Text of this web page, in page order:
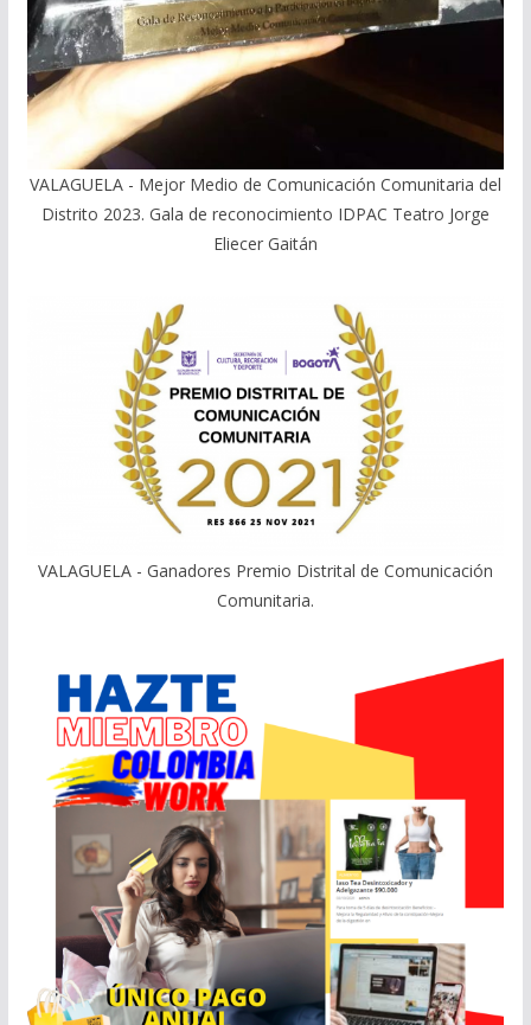
VALAGUELA - Mejor Medio de Comunicación Comunitaria del
Distrito 2023. Gala de reconocimiento IDPAC Teatro Jorge
Eliecer Gaitán
VALAGUELA - Ganadores Premio Distrital de Comunicación
Comunitaria.